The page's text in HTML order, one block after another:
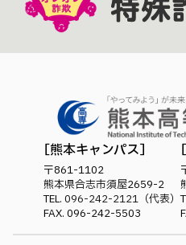
熊本キャンパス
〒861-1102
熊本県合志市須屋2659-2
TEL. 096-242-2121 （代表）
FAX. 096-242-5503